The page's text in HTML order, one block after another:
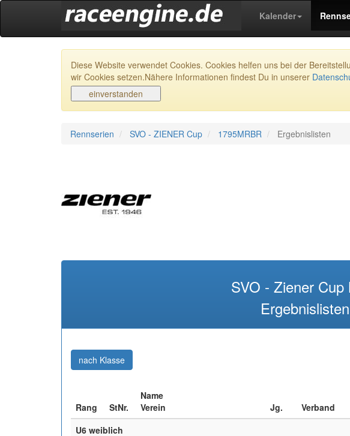
Kalender
Diese Website verwendet Cookies. Cookies helfen uns bei der
wir Cookies setzen.Nähere Informationen findest Du in unserer
Rennserien SVO - ZIENER Cup 1795MRBR Ergebnislisten
SVO - Ziener Cup
Ergebnislisten
nach Klasse(aktuell)
Rang StNr.
Name
Verein
Jg. Verband
U6 weiblich